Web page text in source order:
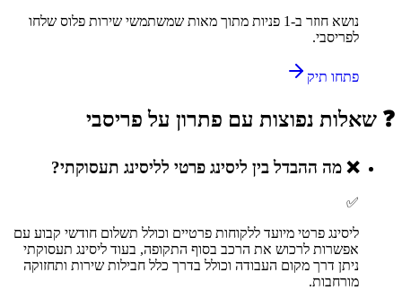
נושא חוזר ב-1 פניות מתוך מאות שמשתמשי שירות פלוס שלחו
לפריסבי.
פתחו תיק
❓ שאלות נפוצות עם פתרון על פריסבי
❌ מה ההבדל בין ליסינג פרטי לליסינג תעסוקתי?
✅
ליסינג פרטי מיועד ללקוחות פרטיים וכולל תשלום חודשי קבוע עם
אפשרות לרכוש את הרכב בסוף התקופה, בעוד ליסינג תעסוקתי
ניתן דרך מקום העבודה וכולל בדרך כלל חבילות שירות ותחזוקה
מורחבות.